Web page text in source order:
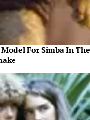
For Simba In The